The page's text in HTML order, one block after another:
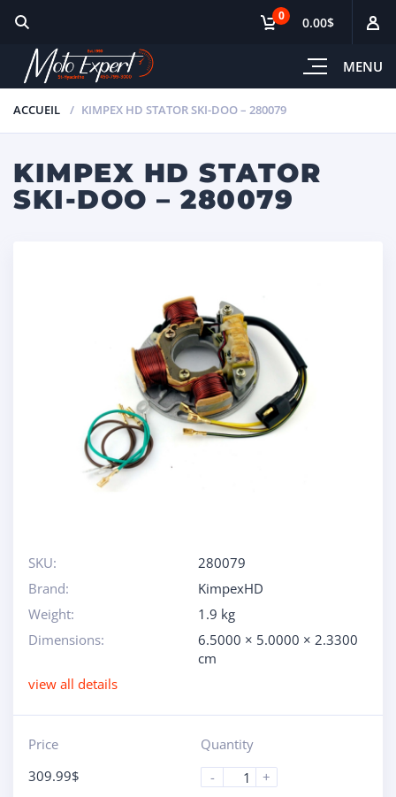
MENU
0 0.00$
ACCUEIL KIMPEX HD STATOR SKI-DOO – 280079
KIMPEX HD STATOR
SKI-DOO – 280079
SKU:
280079
Brand:
KimpexHD
Weight:
1.9 kg
Dimensions:
6.5000 × 5.0000 × 2.3300
cm
view all details
Price
309.99$
Quantity
-
+